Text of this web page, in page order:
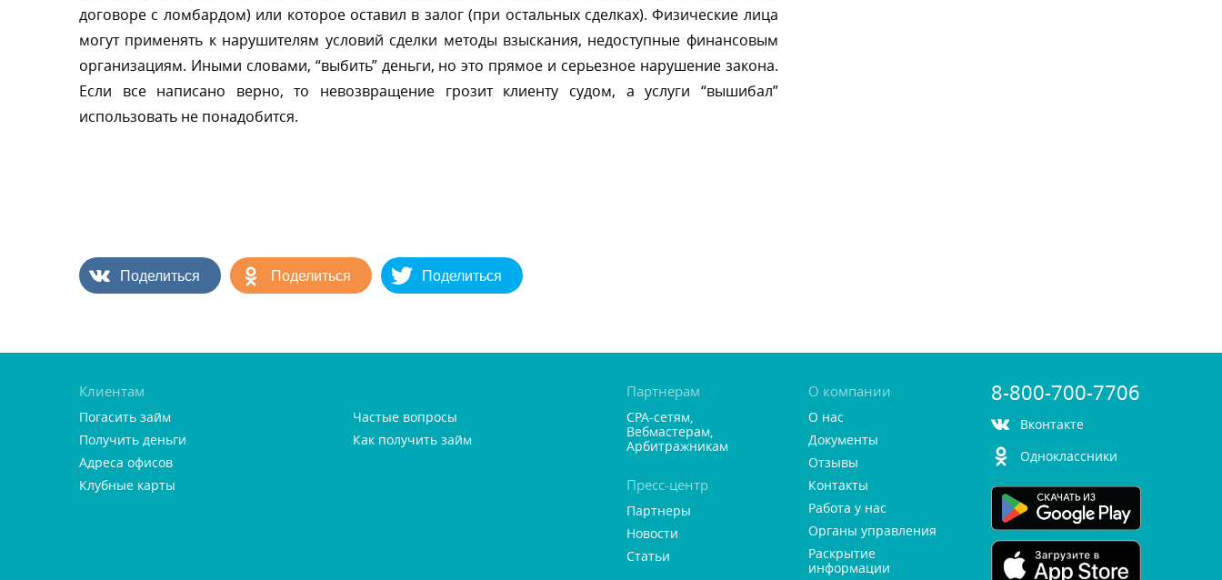
договоре с ломбардом) или которое оставил в залог (при остальных сделках). Физические лица
могут применять к нарушителям условий сделки методы взыскания, недоступные финансовым
организациям. Иными словами, “выбить” деньги, но это прямое и серьезное нарушение закона.
Если все написано верно, то невозвращение грозит клиенту судом, а услуги “вышибал”
использовать не понадобится.
Поделиться Поделиться Поделиться
Клиентам
Погасить займ
Получить деньги
Адреса офисо
Клубные карты
Частые вопросы
Как получить займ
Партнерам
CPA-сетям,
ебмастерам,
Арбитражникам
Пресс-центр
Партнеры
Новости
Статьи
О компании
О нас
Документы
Отзывы
Контакты
Работа у нас
Органы управления
Раскрытие
информации
8-800-700-7706
контакте
Одноклассники